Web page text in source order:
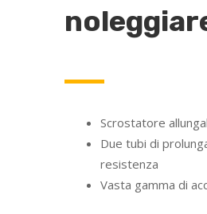
Scrostatore
Due tubi di
resistenza
Vasta gamma di